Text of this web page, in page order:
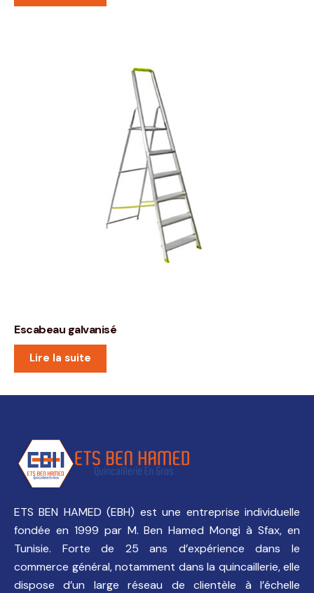
Escabeau galvanisé
Lire la suite
ETS BEN HAMED (EBH) est une entreprise individuelle
fondée en 1999 par M. Ben Hamed Mongi à Sfax, en
Tunisie. Forte de 25 ans d’expérience dans le
commerce général, notamment dans la quincaillerie, elle
dispose d’un large réseau de clientèle à l’échelle